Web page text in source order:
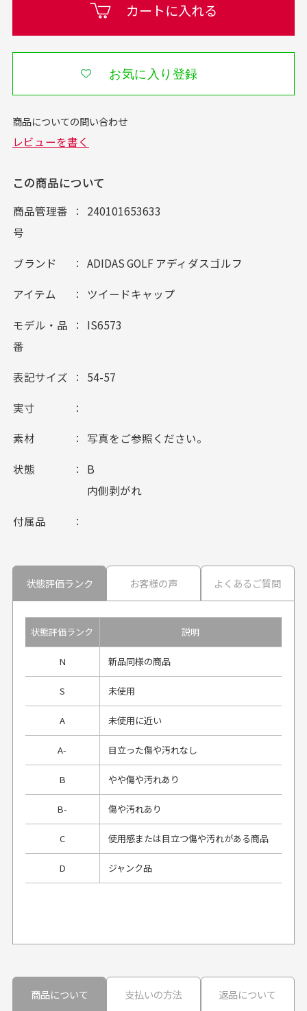
カートに入れる
お気に入り登録
この商品について
商品管理番
号
240101653633
ブランド ADIDAS GOLF アディダスゴルフ
アイテム ツイードキャップ
モデル・品
番
IS6573
表記サイズ 54-57
実寸
素材 写真をご参照ください。
状態
B
内側剥がれ
付属品
状態評価ランク お客様の声 よくあるご質問
状態評価ランク 説明
N 新品同様の商品
S 未使用
A 未使用に近い
A- 目立った傷や汚れなし
B やや傷や汚れあり
B- 傷や汚れあり
C 使用感または目立つ傷や汚れがある商品
D ジャンク品
30代男性 30代男性
商品について
支払いの方法 返品について